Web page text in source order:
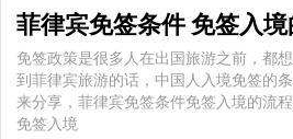
菲律宾免签条件 免签入
免签政策是很多人在出国旅游之前，都
到菲律宾旅游的话，中国人入境免签的
来分享，菲律宾免签条件免签入境的流
免签入境